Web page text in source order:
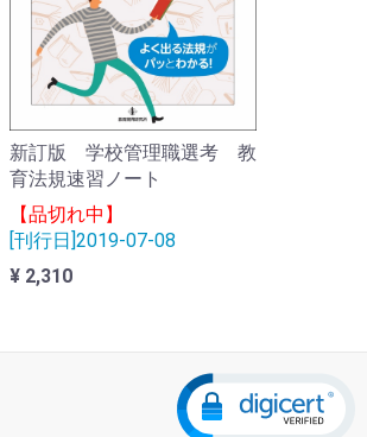
新訂版 学校管理職選考 教
育法規速習ノート
【品切れ中】
[刊行日]2019-07-08
¥ 2,310